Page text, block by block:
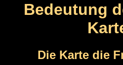
Bedeutung
Die Karte die